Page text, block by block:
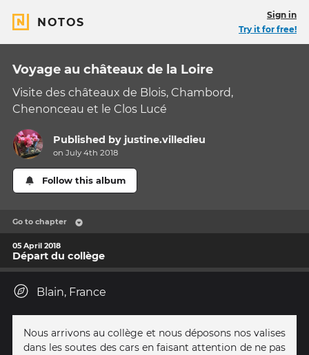
NOTOS
Sign in
Try it for free!
Voyage au châteaux de la Loire
Visite des châteaux de Blois, Chambord,
Chenonceau et le Clos Lucé
Published by justine.villedieu
on July 4th 2018
Follow this album
Go to chapter
05 April 2018
Départ du collège
Blain, France
Nous arrivons au collège et nous déposons nos valises
dans les soutes des cars en faisant attention de ne pas